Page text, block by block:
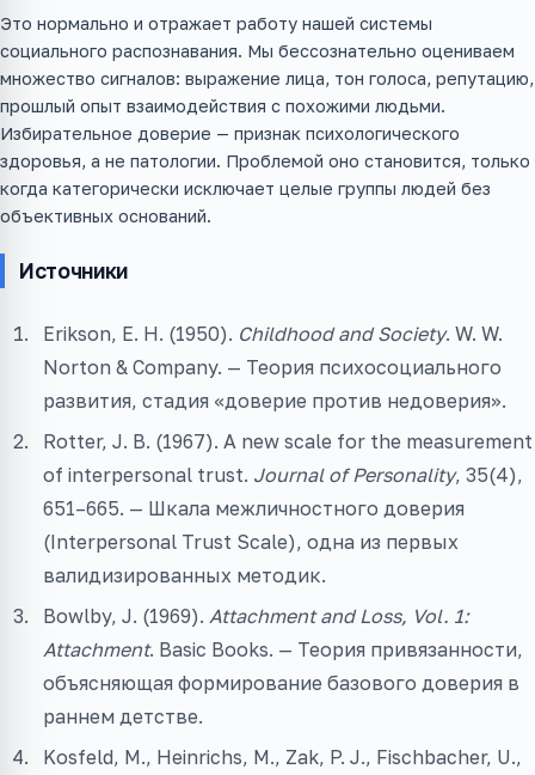
Это нормально и отражает работу нашей системы
социального распознавания. Мы бессознательно оцениваем
множество сигналов: выражение лица, тон голоса, репутацию,
прошлый опыт взаимодействия с похожими людьми.
Избирательное доверие — признак психологического
здоровья, а не патологии. Проблемой оно становится, только
когда категорически исключает целые группы людей без
объективных оснований.
Источники
Erikson, E. H. (1950). Childhood and Society. W. W.
Norton & Company. — Теория психосоциального
развития, стадия «доверие против недоверия».
Rotter, J. B. (1967). A new scale for the measurement
of interpersonal trust. Journal of Personality, 35(4),
651–665. — Шкала межличностного доверия
(Interpersonal Trust Scale), одна из первых
валидизированных методик.
Bowlby, J. (1969). Attachment and Loss, Vol. 1:
Attachment. Basic Books. — Теория привязанности,
объясняющая формирование базового доверия в
раннем детстве.
Kosfeld, M., Heinrichs, M., Zak, P. J., Fischbacher, U.,